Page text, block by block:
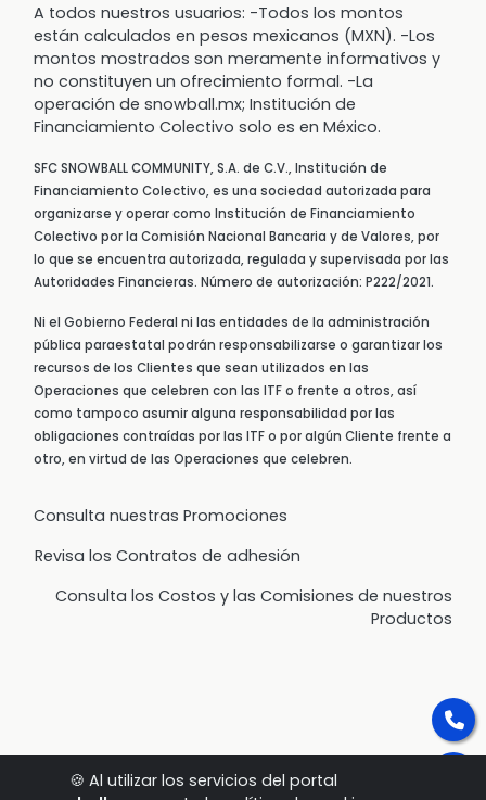
🍪 Al utilizar los servicios del portal
A todos nuestros usuarios: -Todos los montos
están calculados en pesos mexicanos (MXN). -Los
montos mostrados son meramente informativos y
no constituyen un ofrecimiento formal. -La
operación de snowball.mx; Institución de
Financiamiento Colectivo solo es en México.
SFC SNOWBALL COMMUNITY, S.A. de C.V., Institución de
Financiamiento Colectivo, es una sociedad autorizada para
organizarse y operar como Institución de Financiamiento
Colectivo por la Comisión Nacional Bancaria y de Valores, por
lo que se encuentra autorizada, regulada y supervisada por las
Autoridades Financieras. Número de autorización: P222/2021.
Ni el Gobierno Federal ni las entidades de la administración
pública paraestatal podrán responsabilizarse o garantizar los
recursos de los Clientes que sean utilizados en las
Operaciones que celebren con las ITF o frente a otros, así
como tampoco asumir alguna responsabilidad por las
obligaciones contraídas por las ITF o por algún Cliente frente a
otro, en virtud de las Operaciones que celebren.
Consulta nuestras Promociones
Revisa los Contratos de adhesión
Consulta los Costos y las Comisiones de nuestros
Productos